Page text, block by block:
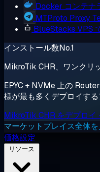
Docker コンテナ
MTProto Proxy
BlueStacks VPS
インストール数No.1
MikroTik CHR、ワンクリ
EPYC + NVMe 上の
様が最も多くデプロイす
MikroTik CHR をデプロイ
マーケットプレイス全体
価格設定